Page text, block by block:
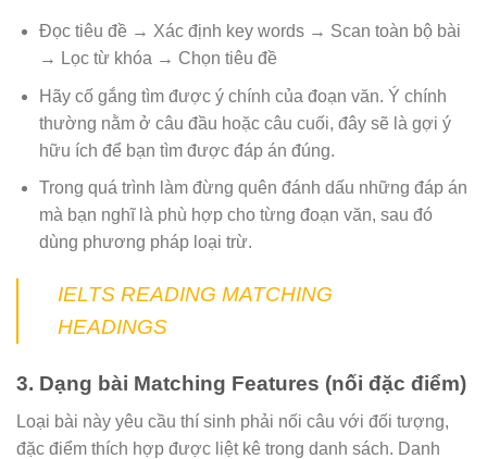
Đọc tiêu đề → Xác định key words → Scan toàn bộ bài
→ Lọc từ khóa → Chọn tiêu đề
Hãy cố gắng tìm được ý chính của đoạn văn. Ý chính
thường nằm ở câu đầu hoặc câu cuối, đây sẽ là gợi ý
hữu ích để bạn tìm được đáp án đúng.
Trong quá trình làm đừng quên đánh dấu những đáp án
mà bạn nghĩ là phù hợp cho từng đoạn văn, sau đó
dùng phương pháp loại trừ.
IELTS READING MATCHING
HEADINGS
3. Dạng bài Matching Features (nối đặc điểm)
Loại bài này yêu cầu thí sinh phải nối câu với đối tượng,
đặc điểm thích hợp được liệt kê trong danh sách. Danh